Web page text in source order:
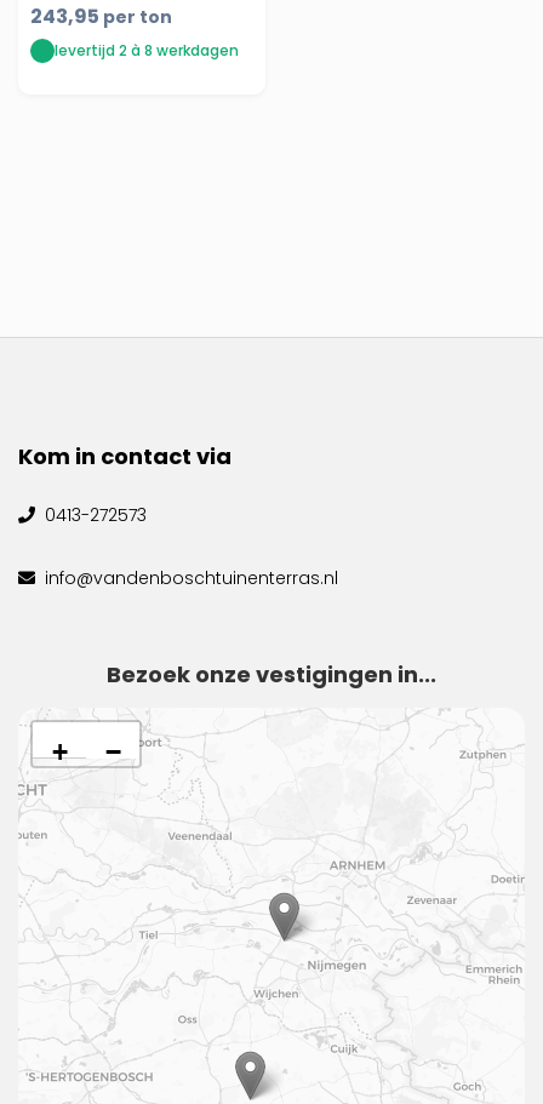
243,95 per ton
levertijd 2 à 8 werkdagen
Kom in contact via
0413-272573
info@vandenboschtuinenterras.nl
Bezoek onze vestigingen in...
+ −